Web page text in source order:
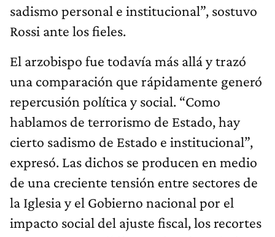
sadismo personal e institucional”, sostuvo
Rossi ante los fieles.
El arzobispo fue todavía más allá y trazó
una comparación que rápidamente generó
repercusión política y social. “Como
hablamos de terrorismo de Estado, hay
cierto sadismo de Estado e institucional”,
expresó. Las dichos se producen en medio
de una creciente tensión entre sectores de
la Iglesia y el Gobierno nacional por el
impacto social del ajuste fiscal, los recortes